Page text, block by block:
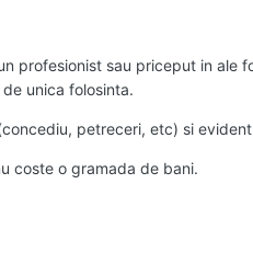
profesionist sau priceput in ale
unica folosinta.
petreceri, etc) si
coste o gramada de bani.